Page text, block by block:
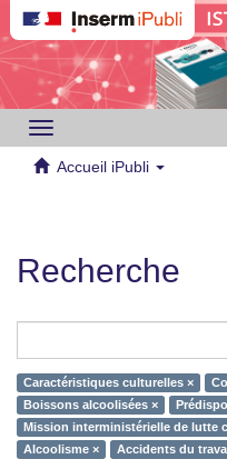
Toggle
navigation
Accueil iPubli
Recherche
Caractéristiques culturelles ×
Boissons alcoolisées ×
Mission interministérielle de lutte
Alcoolisme ×
Accidents du